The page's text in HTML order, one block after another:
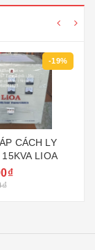
-19%
CÁCH LY
LIOA